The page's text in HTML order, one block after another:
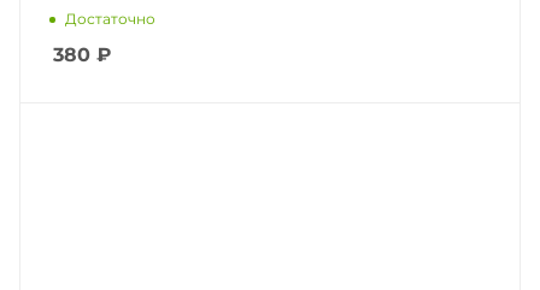
Достаточно
380 ₽